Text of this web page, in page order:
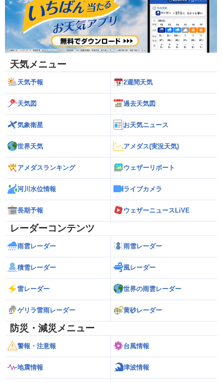
天気メニュー
天気予報 2週間天気
天気図 過去天気図
気象衛星 お天気ニュース
世界天気 アメダス(実況天気)
アメダスランキング ウェザーリポート
河川水位情報 ライブカメラ
長期予報 ウェザーニュースLiVE
レーダーコンテンツ
雨雲レーダー 雨雪レーダー
積雪レーダー 風レーダー
雷レーダー 世界の雨雲レーダー
ゲリラ雷雨レーダー 黄砂レーダー
防災・減災メニュー
警報・注意報 台風情報
地震情報 津波情報